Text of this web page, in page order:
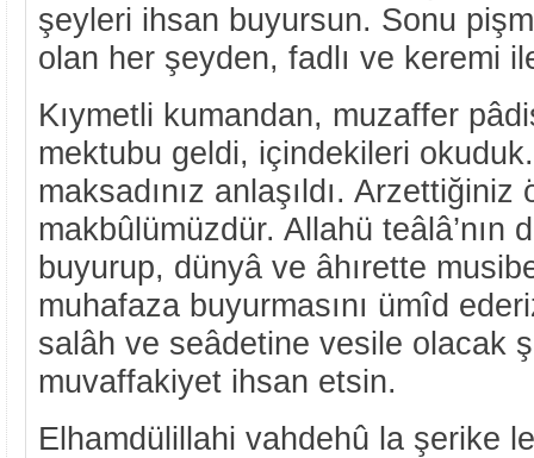
şeyleri ihsan buyursun. Sonu
olan her şeyden, fadlı ve keremi
Kıymetli kumandan, muzaffer
mektubu geldi, içindekileri okuduk.
maksadınız anlaşıldı. Arzettiğiniz
makbûlümüzdür. Allahü teâlâ’nın
buyurup, dünyâ ve âhırette
muhafaza buyurmasını ümîd
salâh ve seâdetine vesile olacak
muvaffakiyet ihsan etsin.
Elhamdülillahi vahdehû la şerike